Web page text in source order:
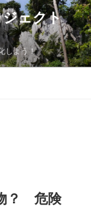
ェクト
しよう！
？ 危険